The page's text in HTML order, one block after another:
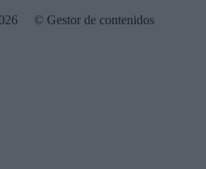
© Gestor de contenidos